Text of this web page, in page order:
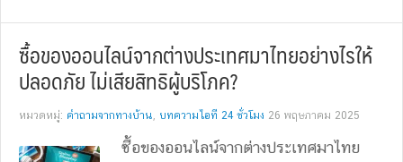
ซื้อของออนไลน์จากต่างประเทศมาไทยอย่างไรให้
ปลอดภัย ไม่เสียสิทธิผู้บริโภค?
หมวดหมู่: คำถามจากทางบ้าน, บทความไอที 24 ชั่วโมง 26 พฤษภาคม 2025
ซื้อของออนไลน์จากต่างประเทศมาไทย